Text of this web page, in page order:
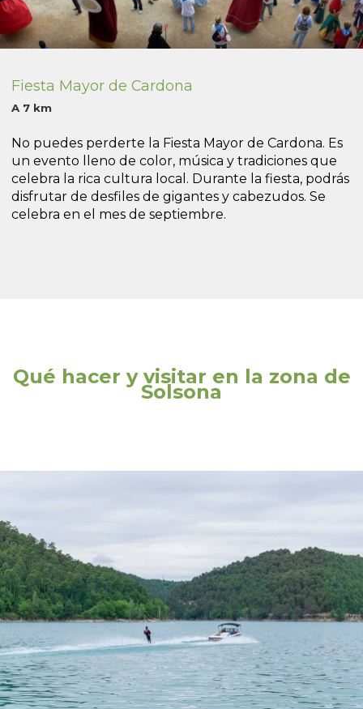
Fiesta Mayor de Cardona
A 7 km
No puedes perderte la Fiesta Mayor de Cardona. Es
un evento lleno de color, música y tradiciones que
celebra la rica cultura local. Durante la fiesta, podrás
disfrutar de desfiles de gigantes y cabezudos. Se
celebra en el mes de septiembre.
Qué hacer y visitar en la zona de
Solsona